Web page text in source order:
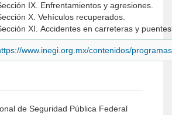
IX. Enfrentamientos y agresiones.
X. Vehículos recuperados.
XI. Accidentes en carreteras y
www.inegi.org.mx/contenidos/